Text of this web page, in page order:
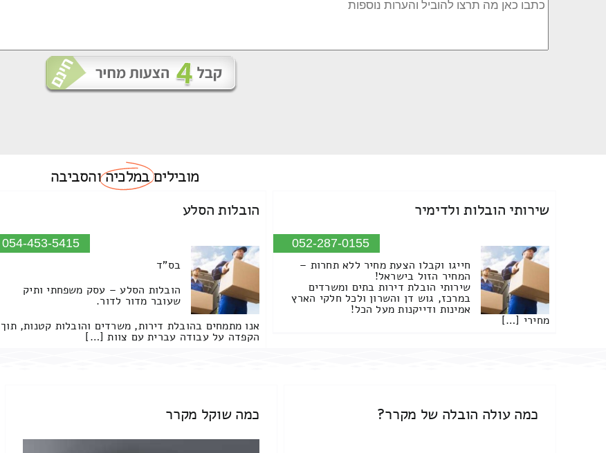
מוביליםבמלכיהוהסביבה
שירותי הובלות ולדימיר
052-287-0155
חייגו וקבלו הצעת מחיר ללא תחרות –
המחיר הזול בישראל!
שירותי הובלת דירות בתים ומשרדים
במרכז, גוש דן והשרון ולכל חלקי הארץ
אמינות ודייקנות מעל הכל!
מחירי […]
הובלות הסלע
054-453-5415
בס"ד
הובלות הסלע – עסק משפחתי ותיק
שעובר מדור לדור.
אנו מתמחים בהובלת דירות, משרדים והובלות קטנות, תוך
הקפדה על עבודה עברית עם צוות […]
כמה עולה הובלה של מקרר? כמה שוקל מקרר